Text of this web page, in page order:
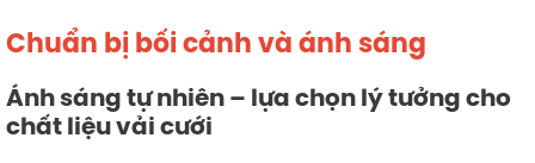
Chuẩn bị bối cảnh và ánh sáng
Ánh sáng tự nhiên – lựa chọn lý tưởng cho
chất liệu vải cưới